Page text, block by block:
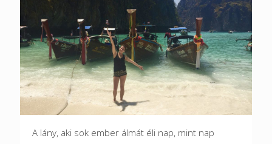
A lány, aki sok ember álmát éli nap, mint nap